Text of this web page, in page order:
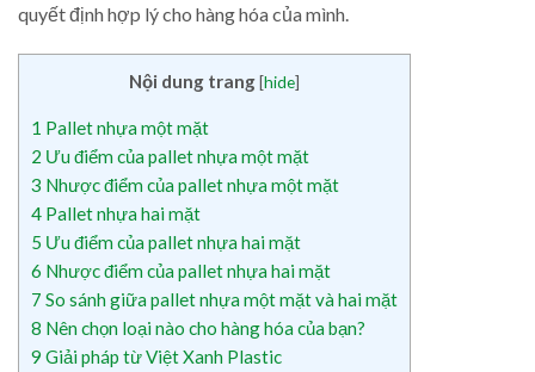
quyết định hợp lý cho hàng hóa của mình.
Nội dung trang[hide]
1 Pallet nhựa một mặt
2 Ưu điểm của pallet nhựa một mặt
3 Nhược điểm của pallet nhựa một mặt
4 Pallet nhựa hai mặt
5 Ưu điểm của pallet nhựa hai mặt
6 Nhược điểm của pallet nhựa hai mặt
7 So sánh giữa pallet nhựa một mặt và hai mặt
8 Nên chọn loại nào cho hàng hóa của bạn?
9 Giải pháp từ Việt Xanh Plastic